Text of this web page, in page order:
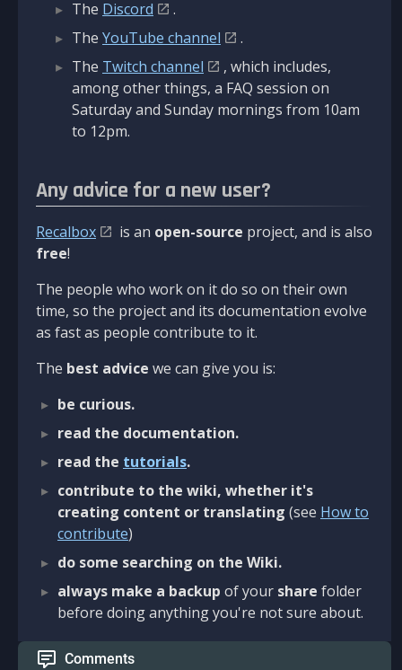
The Discord
.
The YouTube channel
.
The Twitch channel
, which includes,
among other things, a FAQ session on
Saturday and Sunday mornings from 10am
to 12pm.
Any advice for a new user?
Recalbox is an open-source project, and is also
free!
The people who work on it do so on their own
time, so the project and its documentation evolve
as fast as people contribute to it.
The best advice we can give you is:
be curious.
read the documentation.
read the tutorials.
contribute to the wiki, whether it's
creating content or translating (see How to
contribute)
do some searching on the Wiki.
always make a backup of your share folder
before doing anything you're not sure about.
Comments